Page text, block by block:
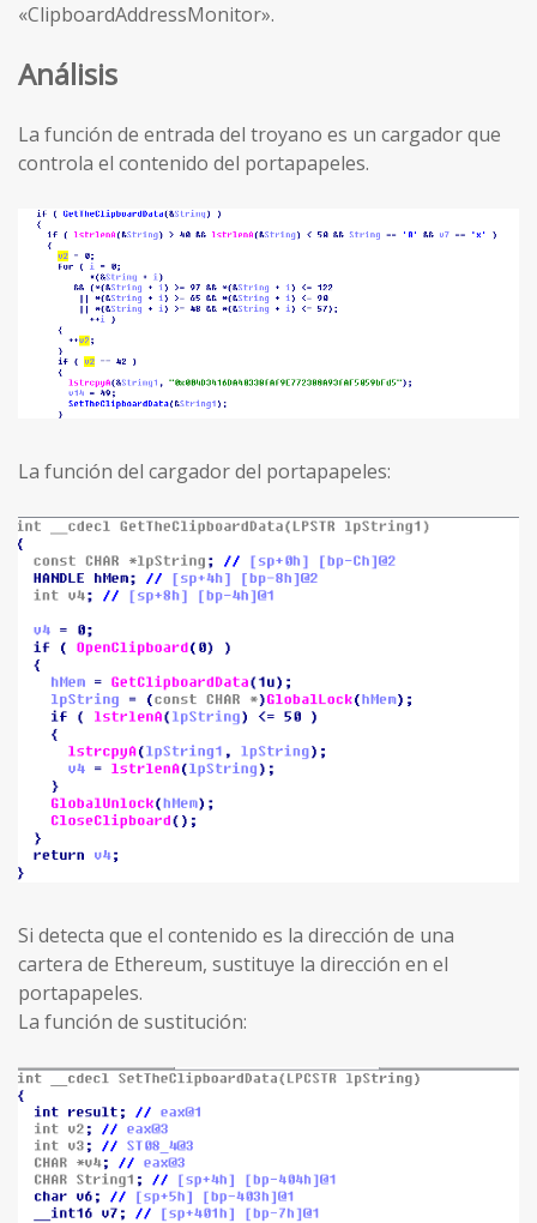
«ClipboardAddressMonitor».
Análisis
La función de entrada del troyano es un cargador que
controla el contenido del portapapeles.
La función del cargador del portapapeles:
Si detecta que el contenido es la dirección de una
cartera de Ethereum, sustituye la dirección en el
portapapeles.
La función de sustitución: